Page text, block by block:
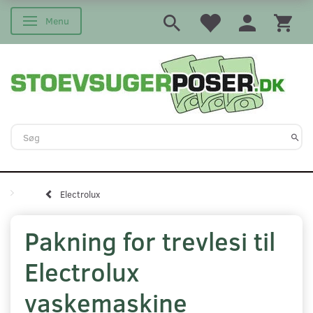
Skifte navigation
Menu
Electrolux
Pakning for trevlesi til
Electrolux
vaskemaskine